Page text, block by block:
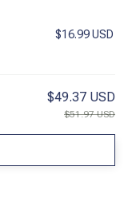
$16.99 USD
$49.37 USD
$51.97 USD